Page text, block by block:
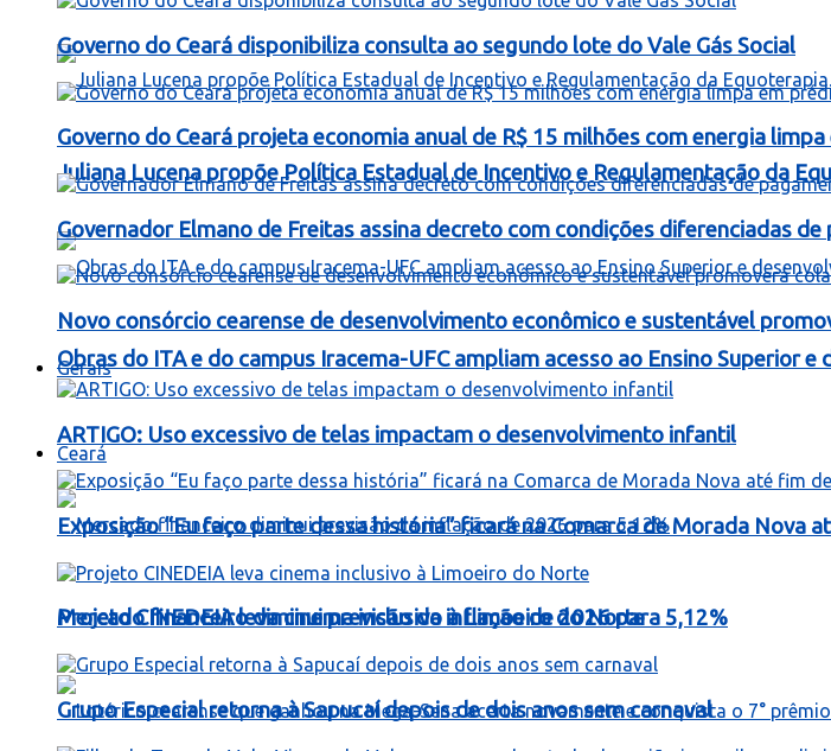
Juliana Lucena propõe Política Estadual de Incentivo e Regulamentação da
Obras do ITA e do campus Iracema-UFC ampliam acesso ao Ensino Superior e
Ceará
Mercado financeiro diminui previsão da inflação de 2026 para 5,12%
Governo do Ceará disponibiliza consulta ao segundo lote do Vale Gás Social
Governo do Ceará projeta economia anual de R$ 15 milhões com energia
Governador Elmano de Freitas assina decreto com condições diferenciadas
Novo consórcio cearense de desenvolvimento econômico e sustentável
Gerais
ARTIGO: Uso excessivo de telas impactam o desenvolvimento infantil
Exposição “Eu faço parte dessa história” ficará na Comarca de Morada Nova
Projeto CINEDEIA leva cinema inclusivo à Limoeiro do Norte
Grupo Especial retorna à Sapucaí depois de dois anos sem carnaval